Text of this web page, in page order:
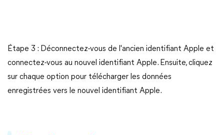
Étape 3 : Déconnectez-vous de l'ancien identifiant Apple et
connectez-vous au nouvel identifiant Apple. Ensuite, cliquez
sur chaque option pour télécharger les données
enregistrées vers le nouvel identifiant Apple.